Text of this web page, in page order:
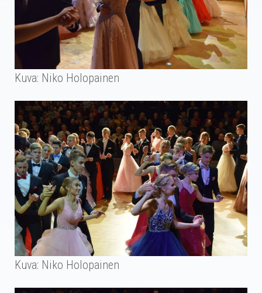
Kuva: Niko Holopainen
Kuva: Niko Holopainen